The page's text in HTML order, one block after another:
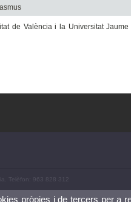
de València i la Universitat
Telèfon: 963 828 312
pròpies i de tercers per a